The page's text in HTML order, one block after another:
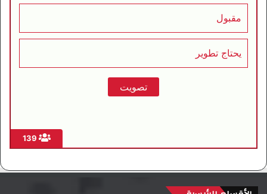
مقبول
يحتاج تطوير